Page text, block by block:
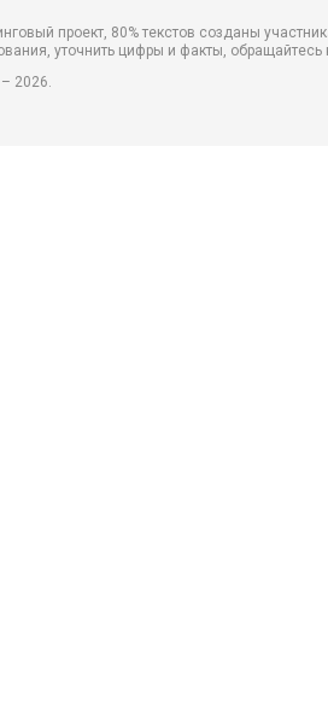
проект, 80% текстов созданы
уточнить цифры и факты,
2026.